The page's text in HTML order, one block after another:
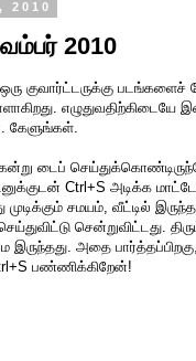
2010
2010
ஒரு குவார்ட்டருக்கு படங்களைச்
எழுதுவதிற்கிடையே
கேளுங்கள்.
டைப்
Ctrl+S அடிக்க
சமயம், வீட்டில்
சென்றுவிட்டது.
இருந்தது. அதை
பண்ணிக்கிறேன்!